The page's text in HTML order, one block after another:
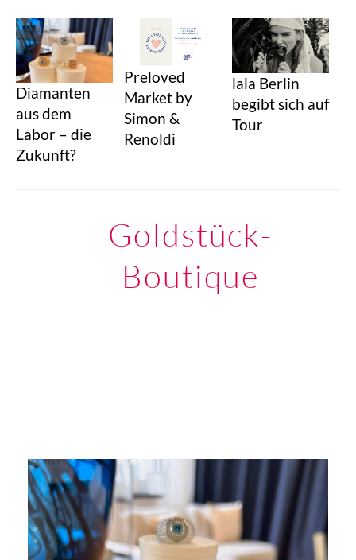
Diamanten
aus dem
Labor – die
Zukunft?
Preloved
Market by
Simon &
Renoldi
lala Berlin
begibt sich auf
Tour
Goldstück-
Boutique